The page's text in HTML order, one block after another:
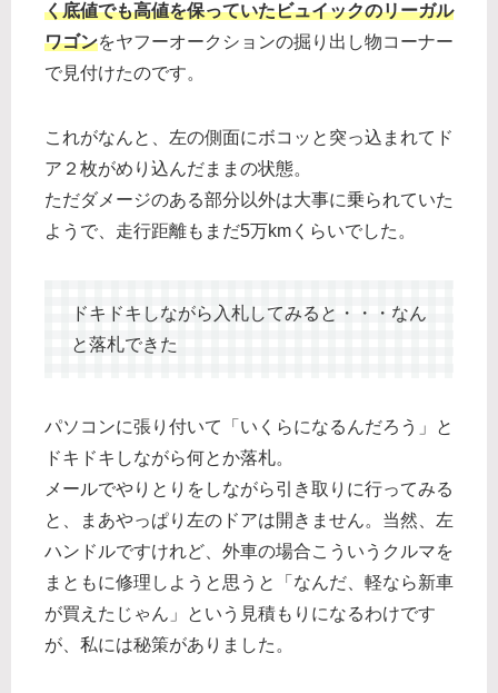
く底値でも高値を保っていたビュイックのリーガル
ワゴンをヤフーオークションの掘り出し物コーナー
で見付けたのです。
これがなんと、左の側面にボコッと突っ込まれてド
ア２枚がめり込んだままの状態。
ただダメージのある部分以外は大事に乗られていた
ようで、走行距離もまだ5万kmくらいでした。
ドキドキしながら入札してみると・・・なん
と落札できた
パソコンに張り付いて「いくらになるんだろう」と
ドキドキしながら何とか落札。
メールでやりとりをしながら引き取りに行ってみる
と、まあやっぱり左のドアは開きません。当然、左
ハンドルですけれど、外車の場合こういうクルマを
まともに修理しようと思うと「なんだ、軽なら新車
が買えたじゃん」という見積もりになるわけです
が、私には秘策がありました。